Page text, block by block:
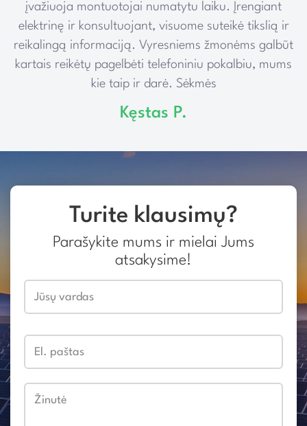
įvažiuoja montuotojai numatytu laiku. Įrengiant
elektrinę ir konsultuojant, visuome suteikė tikslią ir
reikalingą informaciją. Vyresniems žmonėms galbūt
kartais reikėtų pagelbėti telefoniniu pokalbiu, mums
kie taip ir darė. Sėkmės
Kęstas P.
Turite klausimų?
Parašykite mums ir mielai Jums
atsakysime!
Jūsų vardas
El. paštas
Žinutė